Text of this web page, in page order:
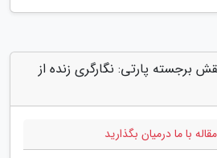
برجسته پارتی: نگارگری زنده از
با ما درمیان بگذارید